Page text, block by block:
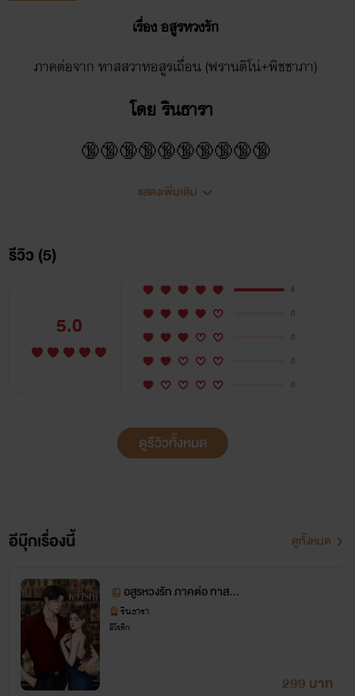
เรื่อง อสูรหวงรัก
ภาคต่อจาก ทาสสวาทอสูรเถื่อน (ฟรานติโน่+พิชชาภา)
โดย รินธารา
🔞🔞🔞🔞🔞🔞🔞🔞🔞🔞
คำชี้แจงของไรท์ค่าาา
-- นิยายเรื่องนี้ถูกสร้างขึ้นโดย จินตนาการของไรท์ไม่ได้มีการ
พาทพิงถึงผู้ใดทั้งสิ้น
วรรณกรรมสำหรับผู้ใหญ่ 20 +
❤❤❤❤❤❤❤
แสดงเพิ่มเติม
รีวิว (5)
5.0
5
0
0
0
0
ดูรีวิวทั้งหมด
อีบุ๊กเรื่องนี้ ดูทั้งหมด
อสูรหวงรัก ภาคต่อ ทาสส
วาทอสูรเถื่อน
รินธารา
อีโรติก
299 บาท